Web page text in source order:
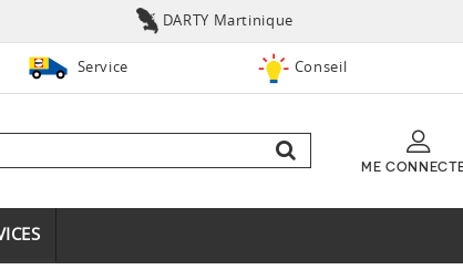
DARTY Martinique
Service Conseil
ME